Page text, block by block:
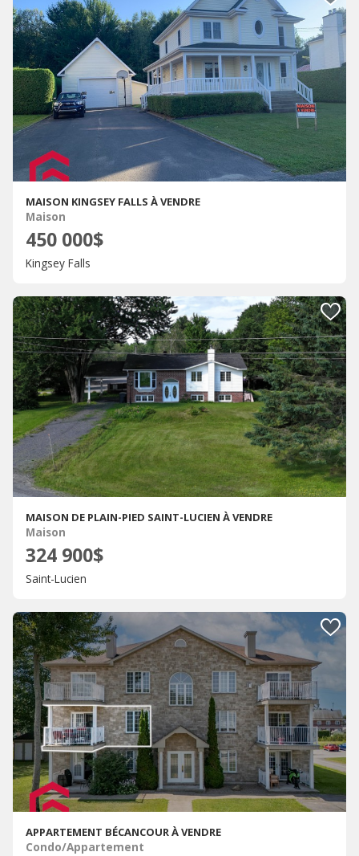
MAISON KINGSEY FALLS À VENDRE
Maison
450 000$
Kingsey Falls
MAISON DE PLAIN-PIED SAINT-LUCIEN À VENDRE
Maison
324 900$
Saint-Lucien
APPARTEMENT BÉCANCOUR À VENDRE
Condo/Appartement